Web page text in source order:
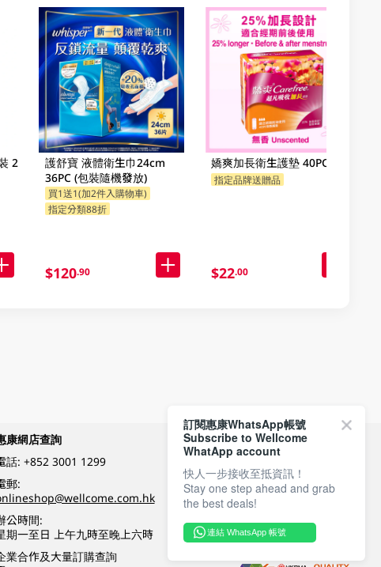
2
護舒寶 液體衛生巾24cm
36PC (包裝隨機發放)
買1送1(加2件入購物車)
指定分類88折
$120.90
嬌爽加長衛生護墊 40PC
指定品牌送贈品
$22.00
康網店查詢
話: +852 3001 1299
郵:
公時間:
期一至日 上午九時至晚上六時
業合作及大量訂購查詢
付款方式
關注我們
訂閱惠康WhatsApp帳號
Subscribe to Wellcome
WhatApp account
快人一步接收至抵資訊！
Stay one step ahead and grab
the best deals!
連結 WhatsApp 帳號